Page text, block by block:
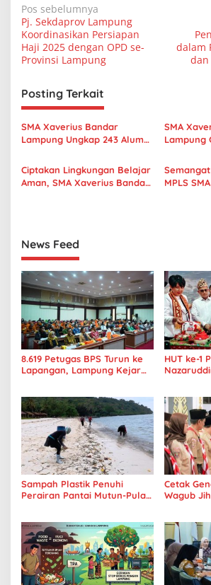
N
a
v
g
a
s
p
o
Pos sebelumnya
Pj. Sekdaprov Lampung
Koordinasikan Persiapan
Haji 2025 dengan OPD se-
Provinsi Lampung
dalam
dan
Posting Terkait
SMA Xaverius Bandar
Lampung Ungkap 243 Alumni
Mancanegara
SMA
Lampung
Thadeus
Ciptakan Lingkungan Belajar
Aman, SMA Xaverius Bandar
MPLS
News Feed
8.619 Petugas BPS Turun ke
Lapangan, Lampung Kejar
HUT ke-1
Sampah Plastik Penuhi
Perairan Pantai Mutun-Pulau
Cetak
Wagub
Era Digital